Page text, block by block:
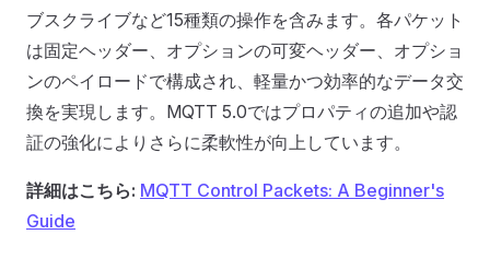
ブスクライブなど15種類の操作を含みます。各パケット
は固定ヘッダー、オプションの可変ヘッダー、オプショ
ンのペイロードで構成され、軽量かつ効率的なデータ交
換を実現します。MQTT 5.0ではプロパティの追加や認
証の強化によりさらに柔軟性が向上しています。
詳細はこちら: MQTT Control Packets: A Beginner's
Guide